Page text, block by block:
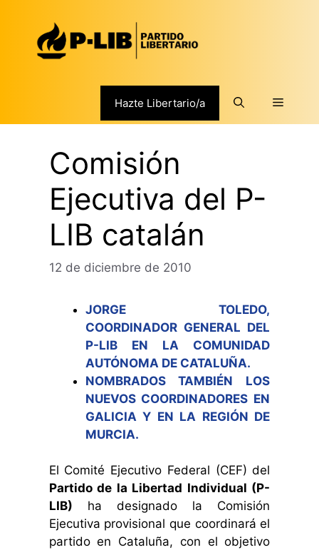
contenido
Hazte Libertario/a Menú
Comisión
Ejecutiva del P-
LIB catalán
12 de diciembre de 2010
JORGE TOLEDO,
COORDINADOR GENERAL DEL
P-LIB EN LA COMUNIDAD
AUTÓNOMA DE CATALUÑA.
NOMBRADOS TAMBIÉN LOS
NUEVOS COORDINADORES EN
GALICIA Y EN LA REGIÓN DE
MURCIA.
El Comité Ejecutivo Federal (CEF) del
Partido de la Libertad Individual (P-
LIB) ha designado la Comisión
Ejecutiva provisional que coordinará el
partido en Cataluña, con el objetivo